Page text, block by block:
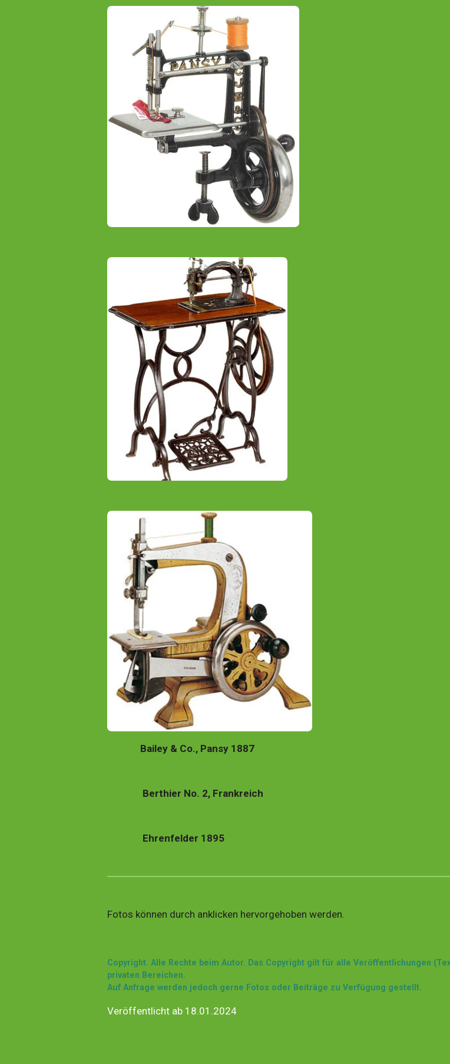
Bailey & Co., Pansy 1887
Berthier No. 2, Frankreich
Ehrenfelder 1895
Fotos können durch anklicken hervorgehoben werden.
Copyright. Alle Rechte beim Autor. Das Copyright gilt für alle Veröffentlichungen
privaten Bereichen.
Auf Anfrage werden jedoch gerne Fotos oder Beiträge zu Verfügung gestellt.
Veröffentlicht ab 18.01.2024